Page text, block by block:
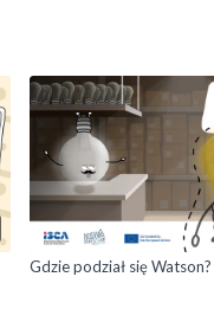
Gdzie podział się